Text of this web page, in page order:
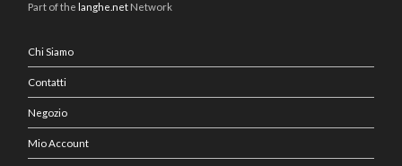
Part of the langhe.net Network
Chi Siamo
Contatti
Negozio
Mio Account